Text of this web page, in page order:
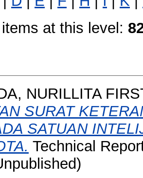
at this level:
NURILLITA
SURAT
SATUAN
Technical